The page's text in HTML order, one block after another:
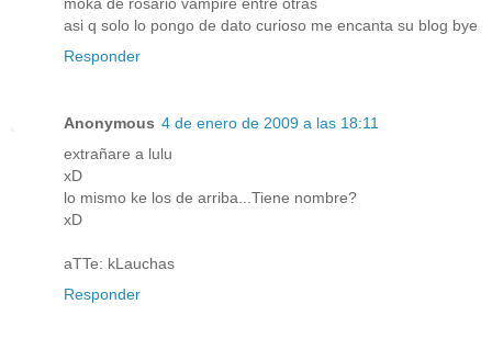
asi q solo lo pongo de dato curioso me encanta su blog bye
Responder
Anonymous 4 de enero de 2009 a las 18:11
extrañare a lulu
xD
lo mismo ke los de arriba...Tiene nombre?
xD
aTTe: kLauchas
Responder